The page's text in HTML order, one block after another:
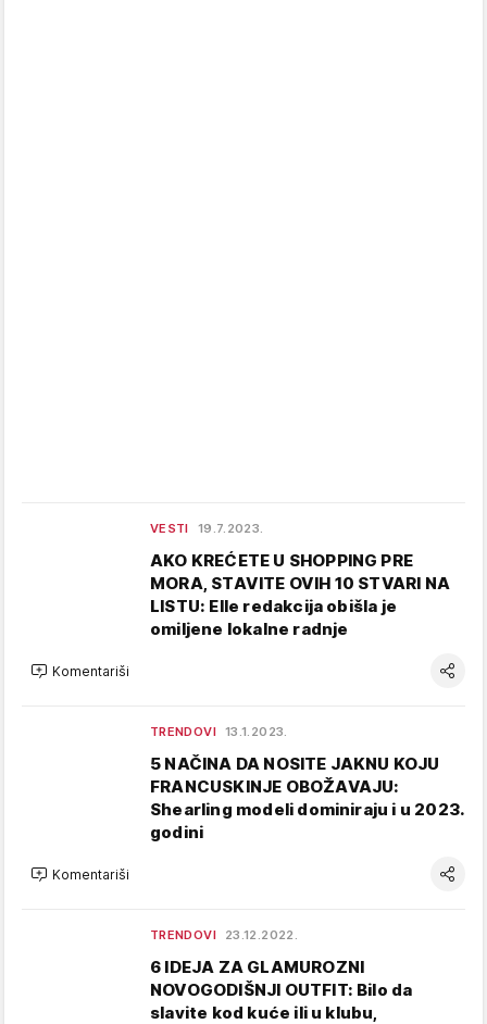
VESTI 19.7.2023.
AKO KREĆETE U SHOPPING PRE
MORA, STAVITE OVIH 10 STVARI NA
LISTU: Elle redakcija obišla je
omiljene lokalne radnje
Komentariši
TRENDOVI 13.1.2023.
5 NAČINA DA NOSITE JAKNU KOJU
FRANCUSKINJE OBOŽAVAJU:
Shearling modeli dominiraju i u 2023.
godini
Komentariši
TRENDOVI 23.12.2022.
6 IDEJA ZA GLAMUROZNI
NOVOGODIŠNJI OUTFIT: Bilo da
slavite kod kuće ili u klubu,